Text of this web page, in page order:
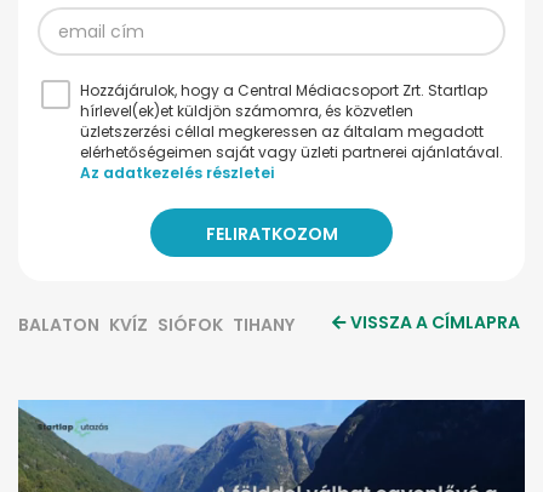
Hozzájárulok, hogy a Central Médiacsoport Zrt. Startlap
hírlevel(ek)et küldjön számomra, és közvetlen
üzletszerzési céllal megkeressen az általam megadott
elérhetőségeimen saját vagy üzleti partnerei ajánlatával.
Az adatkezelés részletei
BALATON KVÍZ SIÓFOK TIHANY VISSZA A CÍMLAPRA